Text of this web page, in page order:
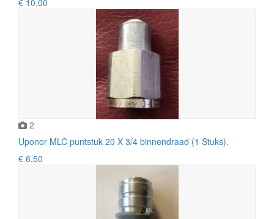
2
Uponor MLC puntstuk 20 X 3/4 binnendraad (1 Stuks).
€ 6,50